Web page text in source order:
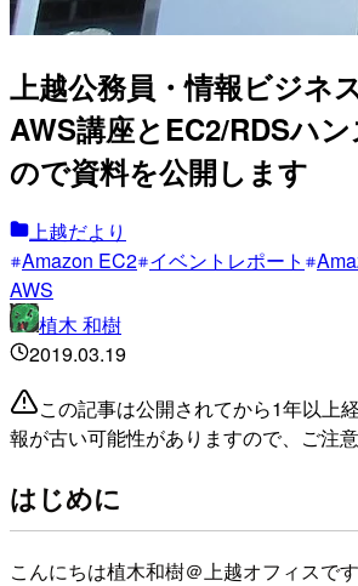
上越公務員・情報ビジネ
AWS講座とEC2/RDSハ
ので資料を公開します
上越だより
Amazon EC2 イベントレポート
AWS
植木 和樹
2019.03.19
この記事は公開されてから1年以上
報が古い可能性がありますので、ご注意
はじめに
こんにちは植木和樹＠上越オフィスで